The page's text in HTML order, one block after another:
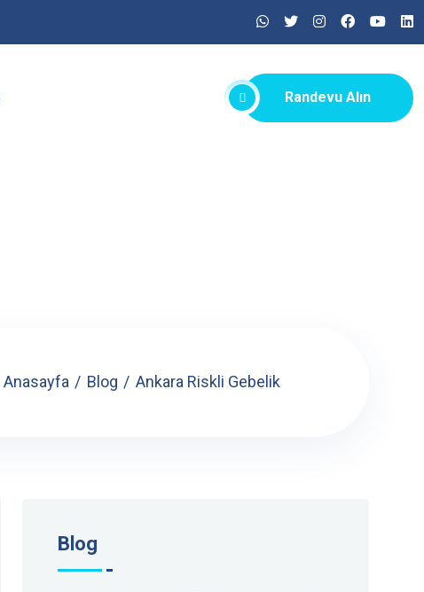
Randevu Alın
Anasayfa Blog Ankara Riskli Gebelik
Blog